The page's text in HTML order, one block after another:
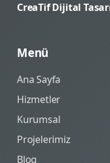
CreaTif Dijital
Menü
Ana Sayfa
Hizmetler
Kurumsal
Projelerimiz
Blog